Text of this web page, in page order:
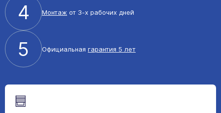
4 Монтаж от 3-х рабочих дней
5 Официальная гарантия 5 лет